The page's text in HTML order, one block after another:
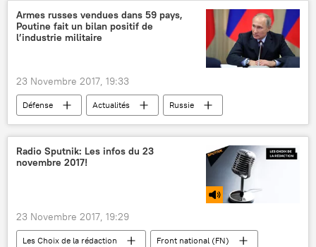
Tupolev Tu-22M (bombardier)
Armes russes vendues dans 59 pays,
Poutine fait un bilan positif de
l’industrie militaire
23 Novembre 2017, 19:33
Défense Actualités
Russie
Vladimir Poutine
Viktor Bondarev
Radio Sputnik: Les infos du 23
novembre 2017!
23 Novembre 2017, 19:29
Les Choix de la rédaction
Front national (FN)